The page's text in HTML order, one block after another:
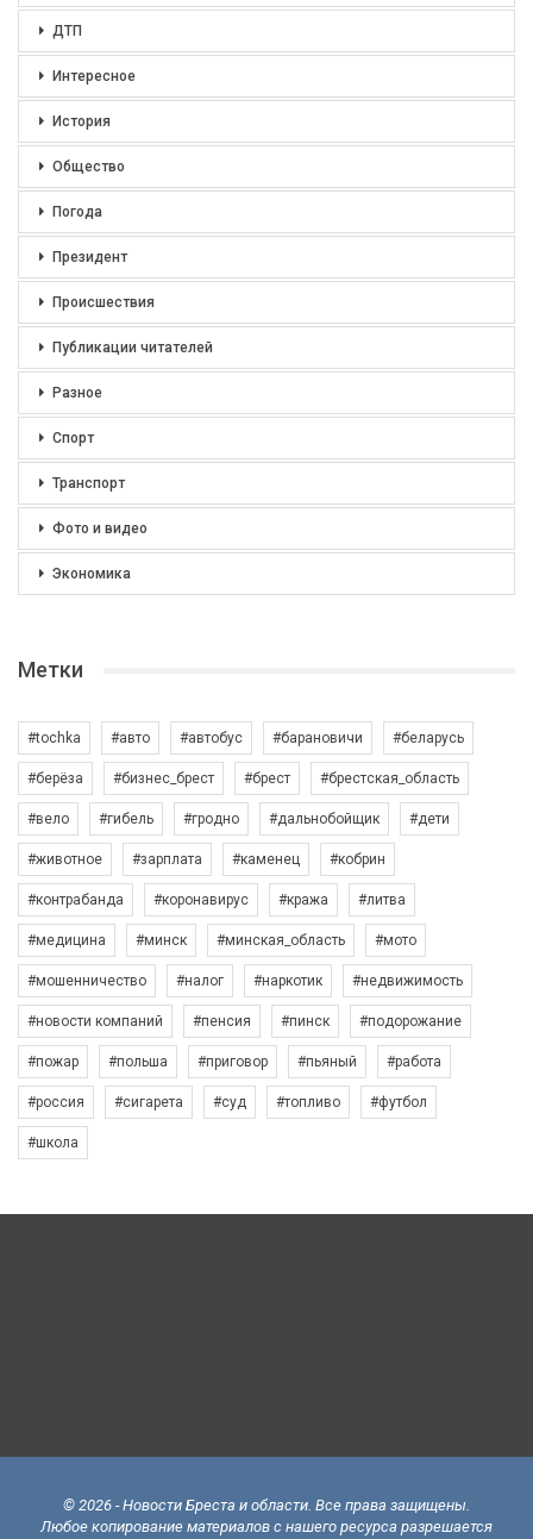
ДТП
Интересное
История
Общество
Погода
Президент
Происшествия
Публикации читателей
Разное
Спорт
Транспорт
Фото и видео
Экономика
Метки
#tochka #авто #автобус #барановичи #беларусь
#берёза #бизнес_брест #брест #брестская_область
#вело #гибель #гродно #дальнобойщик #дети
#животное #зарплата #каменец #кобрин
#контрабанда #коронавирус #кража #литва
#медицина #минск #минская_область #мото
#мошенничество #налог #наркотик #недвижимость
#новости компаний #пенсия #пинск #подорожание
#пожар #польша #приговор #пьяный #работа
#россия #сигарета #суд #топливо #футбол
#школа
© 2026 - Новости Бреста и области. Все права защищены.
Любое копирование материалов с нашего ресурса разрешается